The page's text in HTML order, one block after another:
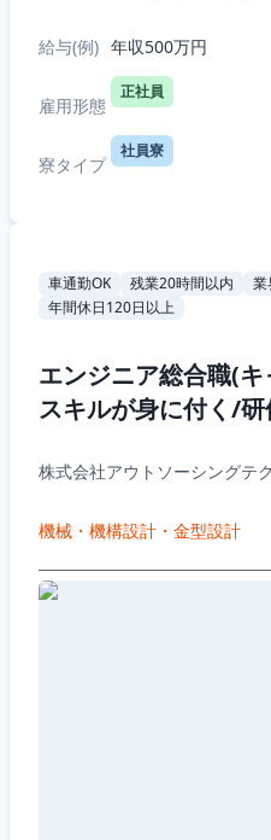
給与(例) 年収500万円
雇用形態
正社員
寮タイプ
社員寮
車通勤OK 残業20時間以内
業
年間休日120日以上
エンジニア総合職(
スキルが身に付く/研
株式会社アウトソーシングテ
機械・機構設計・金型設計